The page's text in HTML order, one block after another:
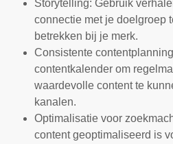
Storytelling: Gebruik
connectie met je doelgroep
betrekken bij je merk.
Consistente
contentkalender om
waardevolle content te
kanalen.
Optimalisatie voor
content geoptimaliseerd is